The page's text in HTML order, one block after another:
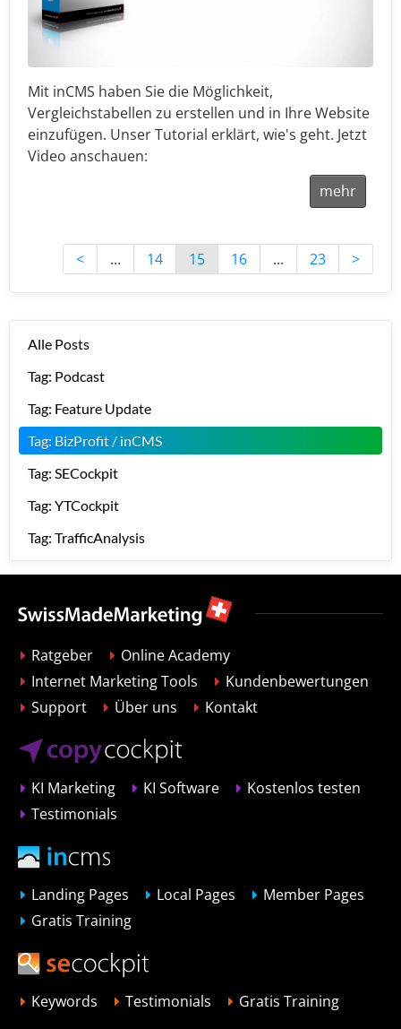
Mit inCMS haben Sie die Möglichkeit,
Vergleichstabellen zu erstellen und in Ihre Website
einzufügen. Unser Tutorial erklärt, wie's geht. Jetzt
Video anschauen:
mehr
< ... 14 15 16 ... 23 >
Alle Posts
Tag: Podcast
Tag: Feature Update
Tag: BizProfit / inCMS
Tag: SECockpit
Tag: YTCockpit
Tag: TrafficAnalysis
Ratgeber
Online Academy
Internet Marketing Tools
Kundenbewertungen
Support
Über uns Kontakt
KI Marketing KI Software
Kostenlos testen
Testimonials
Landing Pages Local Pages
Member Pages
Gratis Training
Keywords Testimonials Gratis Training